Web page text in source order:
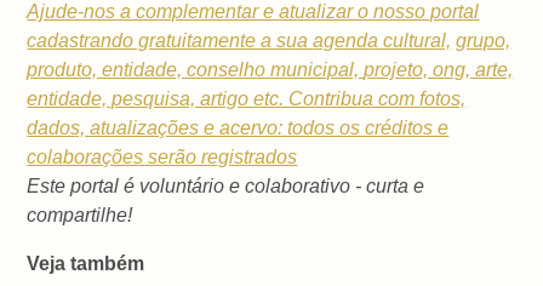
Ajude-nos a complementar e atualizar o nosso portal
cadastrando gratuitamente a suaagenda cultural, grupo,
produto, entidade, conselho municipal,projeto, ong, arte,
entidade, pesquisa, artigo etc. Contribua com fotos,
dados, atualizações e acervo: todos os créditos e
colaborações serão registrados
Este portal é voluntário e colaborativo - curta e
compartilhe!
Veja também